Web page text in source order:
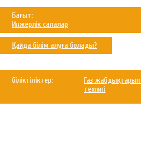
Бағыт:
Инжерлік салалар
Қайда білім алуға болады?
біліктіліктер:
Газ жабдықтарын
технигі